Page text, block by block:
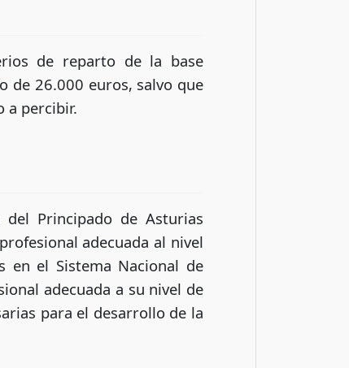
de reparto de la base
de 26.000 euros, salvo que
a percibir.
Principado de Asturias
adecuada al nivel
en el Sistema Nacional de
adecuada a su nivel de
para el desarrollo de la